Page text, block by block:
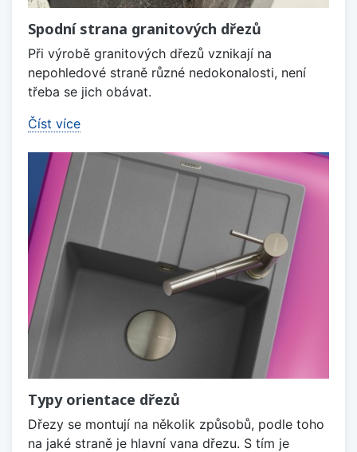
Spodní strana granitových dřezů
Při výrobě granitových dřezů vznikají na
nepohledové straně různé nedokonalosti, není
třeba se jich obávat.
Číst více
Typy orientace dřezů
Dřezy se montují na několik způsobů, podle toho
na jaké straně je hlavní vana dřezu. S tím je